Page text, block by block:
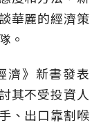
華麗的經濟策
。
濟》新書發表
其不受投資人
、出口靠割喉